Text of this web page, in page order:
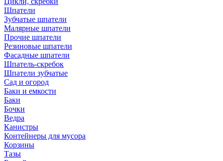
Шпатели
Зубчатые шпатели
Малярные шпатели
Прочие шпатели
Резиновые шпатели
Фасадные шпатели
Шпатель-скребок
Шпатели зубчатые
Сад и огород
Баки и емкости
Баки
Бочки
Ведра
Канистры
Контейнеры для мусора
Корзины
Тазы